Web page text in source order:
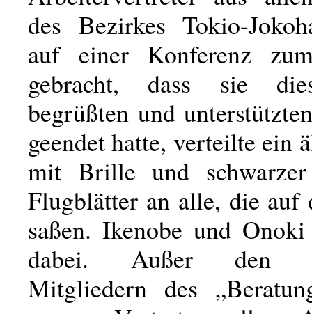
des Bezirkes Tokio-
auf einer Konferenz
gebracht, dass sie
begrüßten und
geendet hatte, verteilte ein
mit Brille und
Flugblätter an alle, die auf
saßen. Ikenobe und
dabei. Außer den
Mitgliedern des